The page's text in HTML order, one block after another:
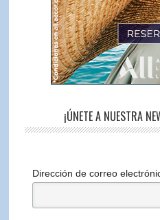
¡ÚNETE A NUESTRA
Dirección de correo